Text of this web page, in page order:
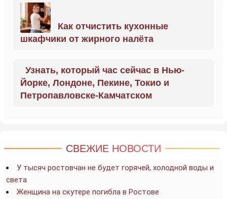
Как отчистить кухонные
шкафчики от жирного налёта
Узнать, который час сейчас в Нью-
Йорке, Лондоне, Пекине, Токио и
Петропавловске-Камчатском
СВЕЖИЕ НОВОСТИ
У тысяч ростовчан не будет горячей, холодной воды и
света
Женщина на скутере погибла в Ростове